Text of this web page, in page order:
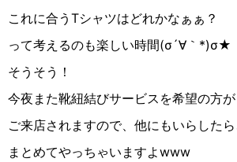
これに合うTシャツはどれかなぁぁ？
って考えるのも楽しい時間(σ´∀︎｀*)σ★︎
そうそう！
今夜また靴紐結びサービスを希望の方が
ご来店されますので、他にもいらしたら
まとめてやっちゃいますよwww